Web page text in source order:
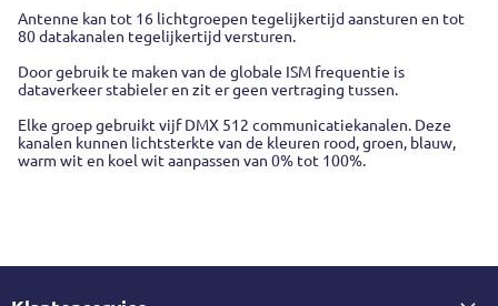
Antenne kan tot 16 lichtgroepen tegelijkertijd aansturen en tot
80 datakanalen tegelijkertijd versturen.
Door gebruik te maken van de globale ISM frequentie is
dataverkeer stabieler en zit er geen vertraging tussen.
Elke groep gebruikt vijf DMX 512 communicatiekanalen. Deze
kanalen kunnen lichtsterkte van de kleuren rood, groen, blauw,
warm wit en koel wit aanpassen van 0% tot 100%.